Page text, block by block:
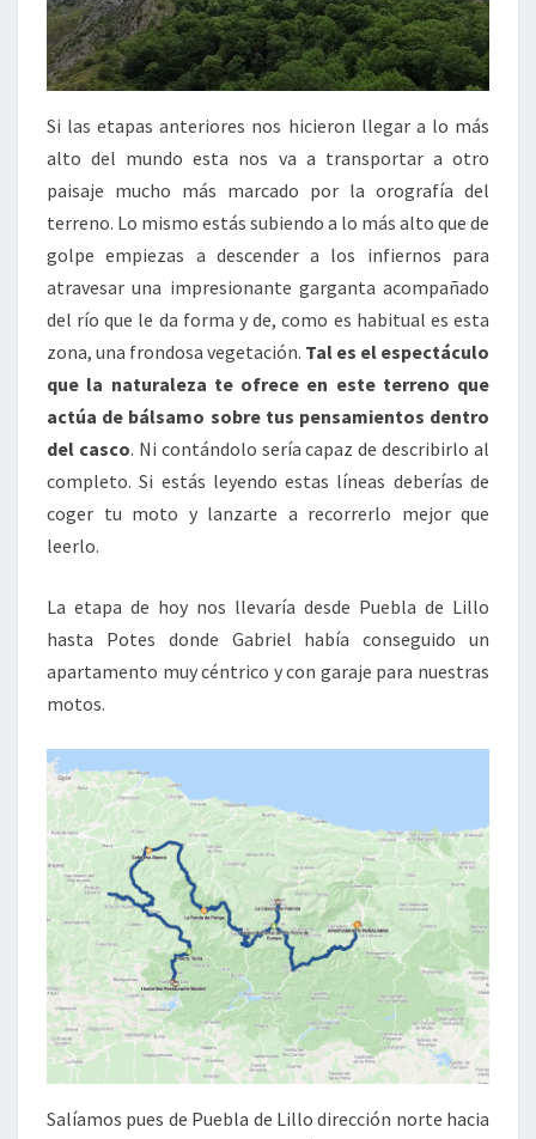
Si las etapas anteriores nos hicieron llegar a lo más
alto del mundo esta nos va a transportar a otro
paisaje mucho más marcado por la orografía del
terreno. Lo mismo estás subiendo a lo más alto que de
golpe empiezas a descender a los infiernos para
atravesar una impresionante garganta acompañado
del río que le da forma y de, como es habitual es esta
zona, una frondosa vegetación. Tal es el espectáculo
que la naturaleza te ofrece en este terreno que
actúa de bálsamo sobre tus pensamientos dentro
del casco. Ni contándolo sería capaz de describirlo al
completo. Si estás leyendo estas líneas deberías de
coger tu moto y lanzarte a recorrerlo mejor que
leerlo.
La etapa de hoy nos llevaría desde Puebla de Lillo
hasta Potes donde Gabriel había conseguido un
apartamento muy céntrico y con garaje para nuestras
motos.
Salíamos pues de Puebla de Lillo dirección norte hacia